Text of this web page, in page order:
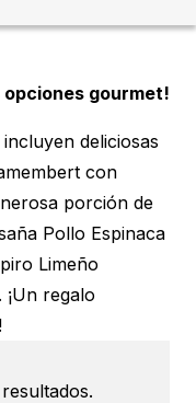
opciones gourmet!
deliciosas
con
porción de
Pollo Espinaca
Limeño
regalo